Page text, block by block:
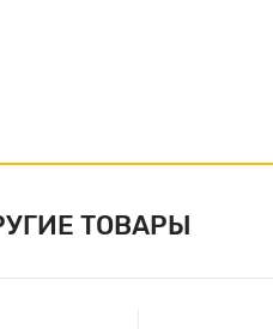
ТОВАРЫ